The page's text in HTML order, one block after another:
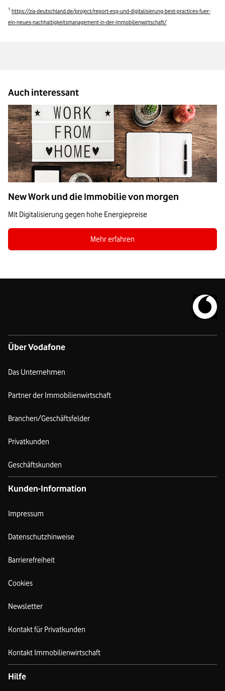
1 https://zia-deutschland.de/project/report-esg-und-digitalisierung-best-practices-fuer-
ein-neues-nachhaltigkeitsmanagement-in-der-immobilienwirtschaft/
Auch interessant
New Work und die Immobilie von morgen
Mit Digitalisierung gegen hohe Energiepreise
Zum Blogbeitrag New Work und die
Mehr erfahren
Zur
Über Vodafone
Das Unternehmen
Partner der Immobilienwirtschaft
Branchen/Geschäftsfelder
Privatkunden
Geschäftskunden
Kunden-Information
Impressum
Datenschutzhinweise
Barrierefreiheit
Cookies
Newsletter
Kontakt für Privatkunden
Kontakt Immobilienwirtschaft
Hilfe